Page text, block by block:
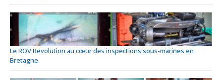
Le ROV Revolution au cœur des inspections sous-marines en
Bretagne